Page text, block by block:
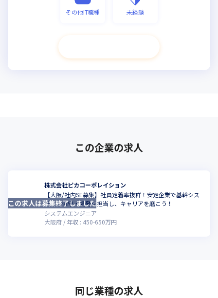
その他IT職種 未経験
この企業の求人
株式会社ピカコーポレイション
【大阪/社内SE募集】社員定着率抜群！安定企業で基幹シス
テムの保守・開発を担当し、キャリアを磨こう！
システムエンジニア
大阪府
年収 : 450-650万円
この求人は募集終了しました
同じ業種の求人